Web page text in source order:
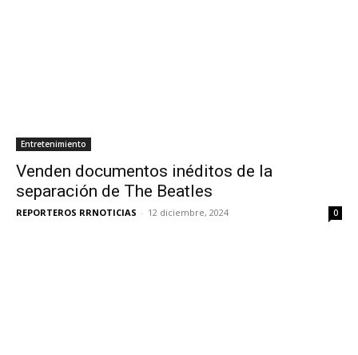
Entretenimiento
Venden documentos inéditos de la
separación de The Beatles
REPORTEROS RRNOTICIAS - 12 diciembre, 2024 0